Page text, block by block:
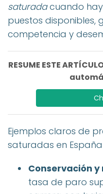
saturadacuando
puestos disponibles,
competencia y
RESUME ESTE
Ejemplos claros de
saturadas en España
Conservación
tasa de paro